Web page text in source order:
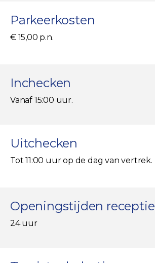
Parkeerkosten
€ 15,00 p.n.
Inchecken
Vanaf 15:00 uur.
Uitchecken
Tot 11:00 uur op de dag van vertrek.
Openingstijden receptie
24 uur